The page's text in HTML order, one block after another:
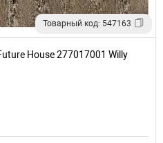
Товарный код: 547163
House 277017001 Willy